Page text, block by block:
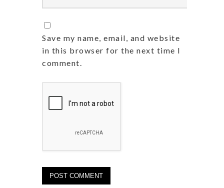
Save my name, email, and website
in this browser for the next time I
comment.